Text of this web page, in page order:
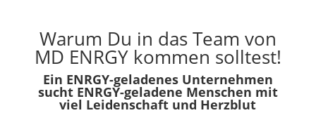
Warum Du in das Team von
MD ENRGY kommen solltest!
Ein ENRGY-geladenes Unternehmen
sucht ENRGY-geladene Menschen mit
viel Leidenschaft und Herzblut